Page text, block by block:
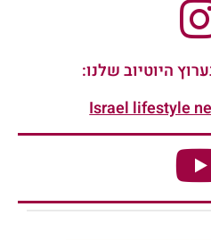
היוטיוב שלנו:
Israel lifestyle